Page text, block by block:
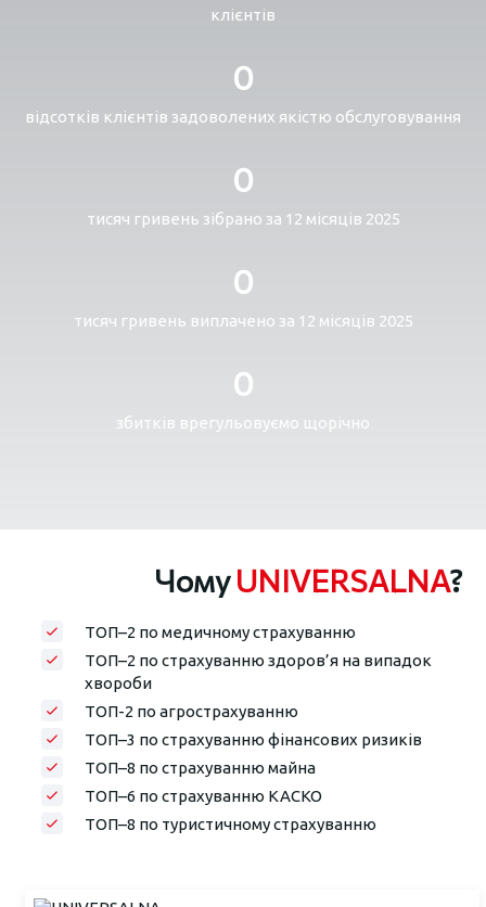
клієнтів
0
відсотків клієнтів задоволених якістю обслуговування
0
тисяч гривень зібрано за 12 місяців 2025
0
тисяч гривень виплачено за 12 місяців 2025
0
збитків врегульовуємо щорічно
ЧомуUNIVERSALNA?
ТОП–2 по медичному страхуванню
ТОП–2 по страхуванню здоров’я на випадок
хвороби
ТОП-2 по агрострахуванню
ТОП–3 по страхуванню фінансових ризиків
ТОП–8 по страхуванню майна
ТОП–6 по страхуванню КАСКО
ТОП–8 по туристичному страхуванню